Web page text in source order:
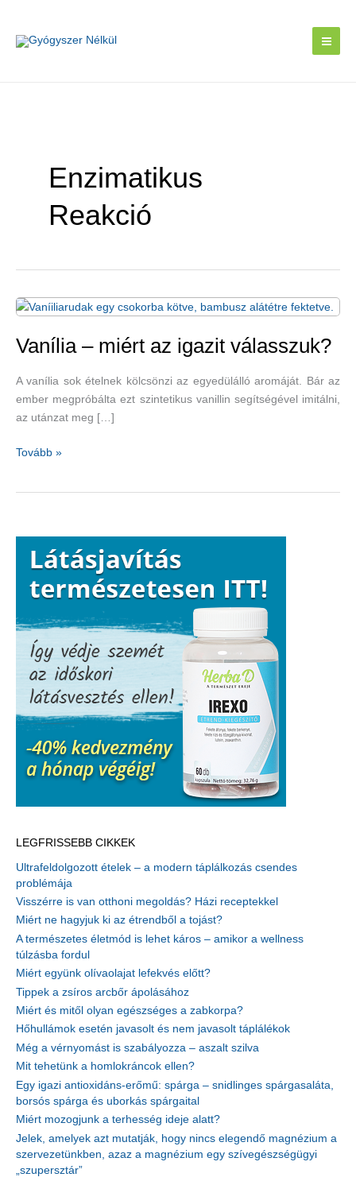
content
Enzimatikus
Reakció
Vanília – miért az igazit válasszuk?
A vanília sok ételnek kölcsönzi az egyedülálló aromáját. Bár az
ember megpróbálta ezt szintetikus vanillin segítségével imitálni,
az utánzat meg […]
Vanília
Tovább »
LEGFRISSEBB CIKKEK
Ultrafeldolgozott ételek – a modern táplálkozás csendes
problémája
Visszérre is van otthoni megoldás? Házi receptekkel
Miért ne hagyjuk ki az étrendből a tojást?
A természetes életmód is lehet káros – amikor a wellness
túlzásba fordul
Miért együnk olívaolajat lefekvés előtt?
Tippek a zsíros arcbőr ápolásához
Miért és mitől olyan egészséges a zabkorpa?
Hőhullámok esetén javasolt és nem javasolt táplálékok
Még a vérnyomást is szabályozza – aszalt szilva
Mit tehetünk a homlokráncok ellen?
Egy igazi antioxidáns-erőmű: spárga – snidlinges spárgasaláta,
borsós spárga és uborkás spárgaital
Miért mozogjunk a terhesség ideje alatt?
Jelek, amelyek azt mutatják, hogy nincs elegendő magnézium a
szervezetünkben, azaz a magnézium egy szívegészségügyi
„szupersztár”